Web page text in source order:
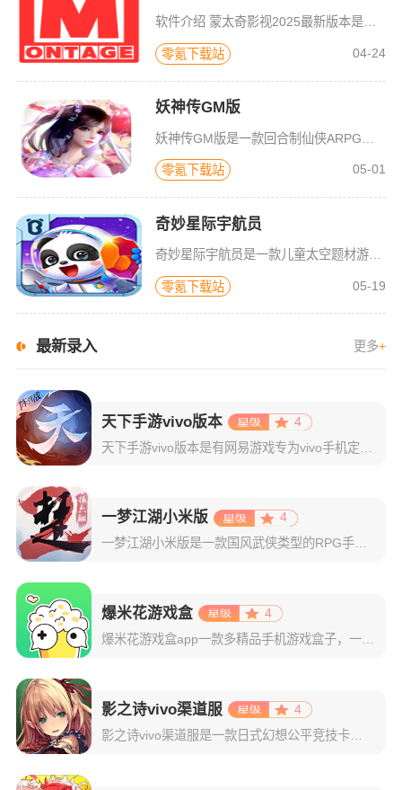
软件介绍 蒙太奇影视2025最新版本是一款全面升级的追剧看片软件。它整合了好多不同平台的影视资源，让我们不
零氪下载站 04-24
妖神传GM版
零氪下载站 05-01
奇妙星际宇航员
奇妙星际宇航员是一款儿童太空题材游戏，太空是什么样子？宇航员在空间站如何生活？小朋友们一定很好奇，游戏中包含了很多关于宇宙的百科知识，配合小游戏的玩法，可以让宝宝们在一遍玩耍中学习关于神秘宇宙的知识，
零氪下载站 05-19
最新录入 更多+
天下手游vivo版本
4
一梦江湖小米版
4
一梦江湖小米版是一款国风武侠类型的RPG手游，曾名为楚留香。而这显示出了它的武侠属性，该游戏采用了以古龙武侠小说为题材创作，为玩家创造出了一个属于玩家们的武侠游戏世界。游戏拥有着多张无缝连接的地图，来
爆米花游戏盒
4
爆米花游戏盒app一款多精品手机游戏盒子，一般又称为好游快爆。在软件中拥有着数百万款不同种类的游戏资源！且种类丰富多样，无论是卡牌类、酷跑类、竞速类，还是格斗类、经营类、角色扮演类等，你都能够在这里轻
影之诗vivo渠道服
4
影之诗vivo渠道服是一款日式幻想公平竞技卡牌手游，具有非常精美的日式画面，很多日本的一线声优为这个游戏来配音，整体是采用了巴哈姆特之怒作为它的故事背景。同时主打五分钟公平竞技，在这一点上来说，比炉石